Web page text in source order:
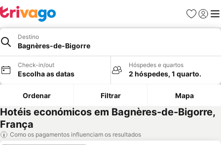
Favoritos
Iniciar
Destino
Bagnères-de-Bigorre
Check-in/out
Escolha as datas
Hóspedes e quartos
2 hóspedes, 1 quarto.
Ordenar Filtrar Mapa
Hotéis económicos em Bagnères-de-Bigorre,
França
Como os pagamentos influenciam os resultados